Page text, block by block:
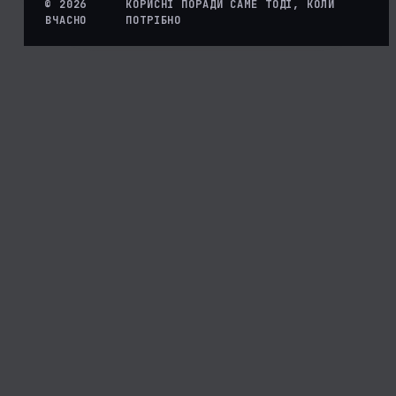
© 2026
ВЧАСНО
КОРИСНІ ПОРАДИ САМЕ ТОДІ, КОЛИ
ПОТРІБНО